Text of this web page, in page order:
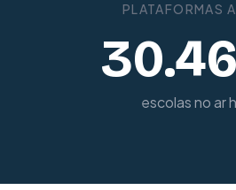
PLATAFORMAS
escolas no ar